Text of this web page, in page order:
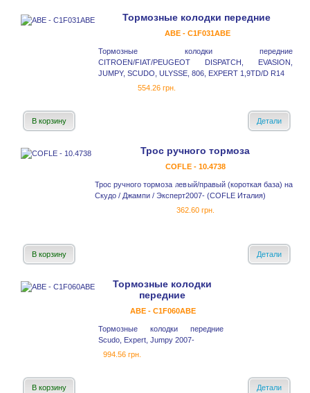
Тормозные колодки передние
ABE - C1F031ABE
Тормозные колодки передние
CITROEN/FIAT/PEUGEOT DISPATCH, EVASION,
JUMPY, SCUDO, ULYSSE, 806, EXPERT 1,9TD/D R14
554.26 грн.
В корзину Детали
Трос ручного тормоза
COFLE - 10.4738
Трос ручного тормоза левый/правый (короткая база) на
Скудо / Джампи / Эксперт2007- (COFLE Италия)
362.60 грн.
В корзину Детали
Тормозные колодки
передние
ABE - C1F060ABE
Тормозные колодки передние
Scudo, Expert, Jumpy 2007-
994.56 грн.
В корзину Детали